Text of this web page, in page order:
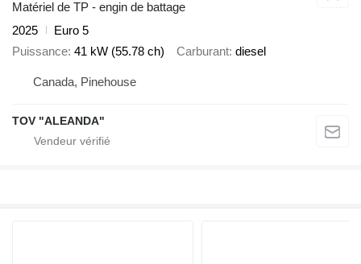
Matériel de TP - engin de battage
2025
Euro 5
Puissance 41 kW (55.78 ch) Carburant diesel
Canada, Pinehouse
TOV "ALEANDA"